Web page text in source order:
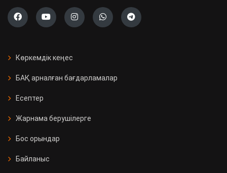
Көркемдік кеңес
БАҚ арналған бағдарламалар
Есептер
Жарнама берушілерге
Бос орындар
Байланыс